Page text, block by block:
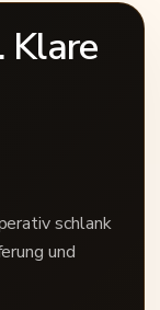
Klare
schlank
und